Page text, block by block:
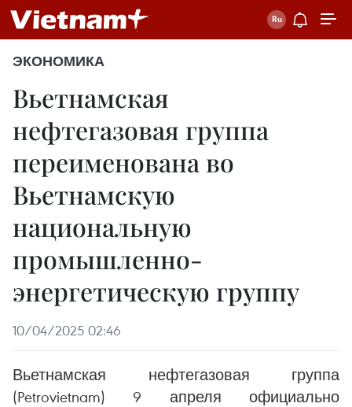
ЭКОНОМИКА
Вьетнамская
нефтегазовая группа
переименована во
Вьетнамскую
национальную
промышленно-
энергетическую группу
10/04/2025 02:46
Вьетнамская нефтегазовая группа
(Petrovietnam) 9 апреля официально